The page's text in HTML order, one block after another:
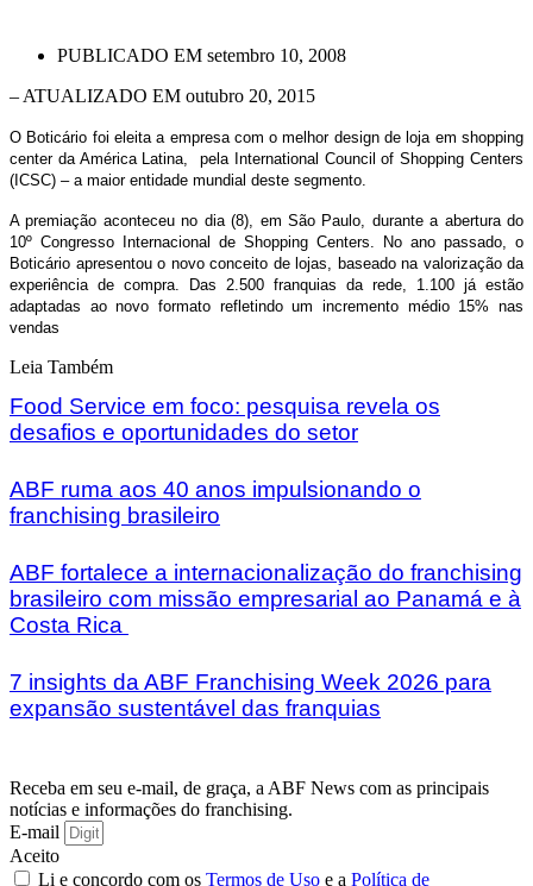
PUBLICADO EM setembro 10, 2008
– ATUALIZADO EM outubro 20, 2015
O Boticário foi eleita a empresa com o melhor design de loja em shopping
center da América Latina, pela International Council of Shopping Centers
(ICSC) – a maior entidade mundial deste segmento.
A premiação aconteceu no dia (8), em São Paulo, durante a abertura do
10º Congresso Internacional de Shopping Centers. No ano passado, o
Boticário apresentou o novo conceito de lojas, baseado na valorização da
experiência de compra. Das 2.500 franquias da rede, 1.100 já estão
adaptadas ao novo formato refletindo um incremento médio 15% nas
vendas
Leia Também
Food Service em foco: pesquisa revela os
desafios e oportunidades do setor
ABF ruma aos 40 anos impulsionando o
franchising brasileiro
ABF fortalece a internacionalização do franchising
brasileiro com missão empresarial ao Panamá e à
Costa Rica
7 insights da ABF Franchising Week 2026 para
expansão sustentável das franquias
Receba em seu e-mail, de graça, a ABF News com as principais
notícias e informações do franchising.
E-mail
Aceito
Li e concordo com os Termos de Uso e a Política de